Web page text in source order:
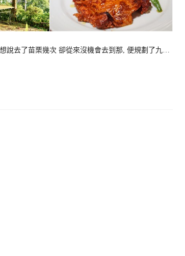
說去了苗栗幾次 卻從來沒機會去到那, 便規劃了九…